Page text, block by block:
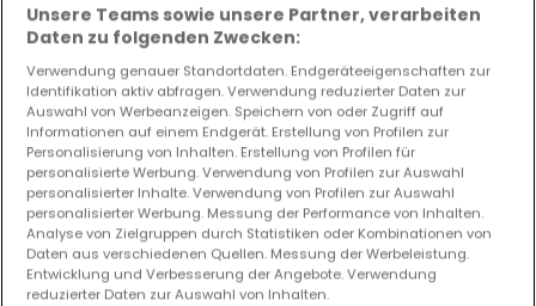
Sie haben keine Immobilien gefunden, die Sie
interessieren? Diese vorgeschlagenen Anzeigen
könnten Sie interessieren.
Unsere Teams sowie unsere Partner, verarbeiten
Daten zu folgenden Zwecken:
Verwendung genauer Standortdaten. Endgeräteeigenschaften zur
Identifikation aktiv abfragen. Verwendung reduzierter Daten zur
Auswahl von Werbeanzeigen. Speichern von oder Zugriff auf
Informationen auf einem Endgerät. Erstellung von Profilen zur
Personalisierung von Inhalten. Erstellung von Profilen für
personalisierte Werbung. Verwendung von Profilen zur Auswahl
personalisierter Inhalte. Verwendung von Profilen zur Auswahl
personalisierter Werbung. Messung der Performance von Inhalten.
Analyse von Zielgruppen durch Statistiken oder Kombinationen von
Daten aus verschiedenen Quellen. Messung der Werbeleistung.
Entwicklung und Verbesserung der Angebote. Verwendung
reduzierter Daten zur Auswahl von Inhalten.